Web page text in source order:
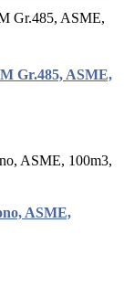
Gr.485, ASME,
ASME,